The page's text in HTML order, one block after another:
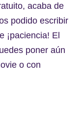
acaba de
podido escribir
¡paciencia! El
poner aún
o con